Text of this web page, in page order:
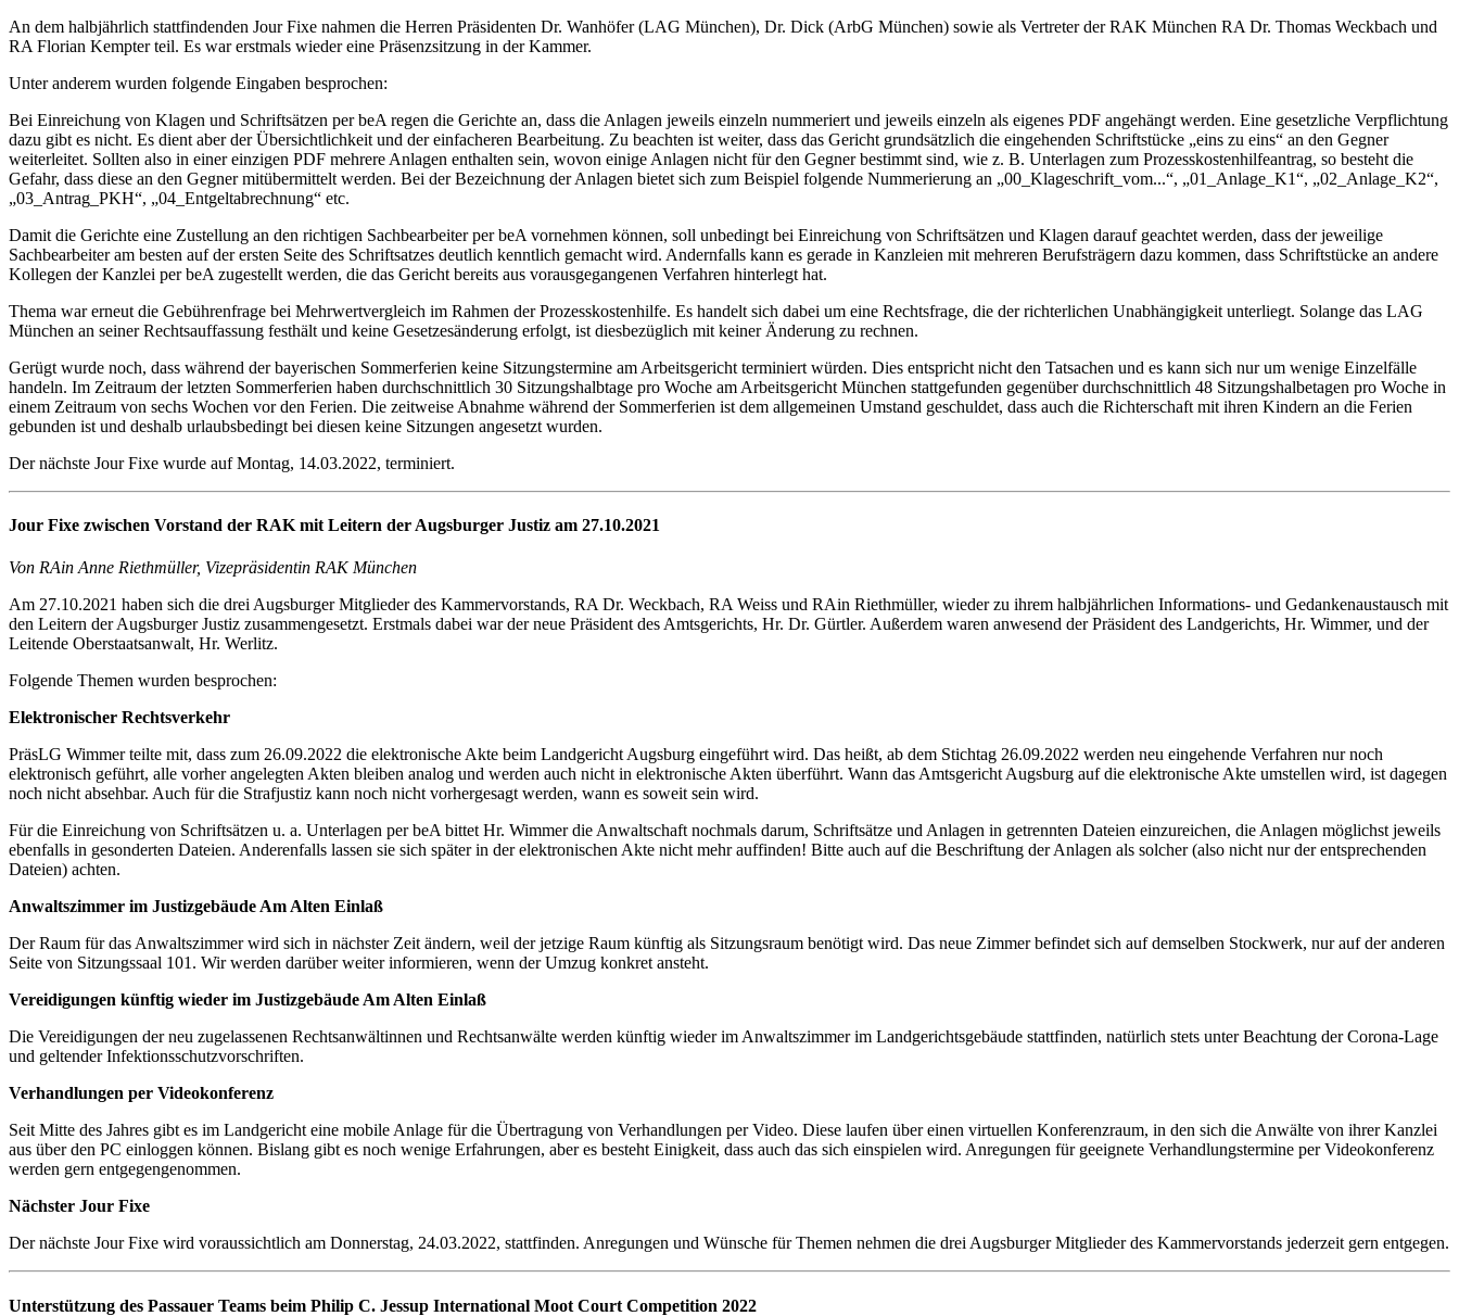
An dem halbjährlich stattfindenden Jour Fixe nahmen die Herren Präsidenten Dr. Wanhöfer (LAG München), Dr. Dick (ArbG München) sowie als Vertreter der RAK München RA Dr. Thomas Weckbach und
RA Florian Kempter teil. Es war erstmals wieder eine Präsenzsitzung in der Kammer.
Unter anderem wurden folgende Eingaben besprochen:
Bei Einreichung von Klagen und Schriftsätzen per beA regen die Gerichte an, dass die Anlagen jeweils einzeln nummeriert und jeweils einzeln als eigenes PDF angehängt werden. Eine gesetzliche Verpflichtung
dazu gibt es nicht. Es dient aber der Übersichtlichkeit und der einfacheren Bearbeitung. Zu beachten ist weiter, dass das Gericht grundsätzlich die eingehenden Schriftstücke „eins zu eins“ an den Gegner
weiterleitet. Sollten also in einer einzigen PDF mehrere Anlagen enthalten sein, wovon einige Anlagen nicht für den Gegner bestimmt sind, wie z. B. Unterlagen zum Prozesskostenhilfeantrag, so besteht die
Gefahr, dass diese an den Gegner mitübermittelt werden. Bei der Bezeichnung der Anlagen bietet sich zum Beispiel folgende Nummerierung an „00_Klageschrift_vom...“, „01_Anlage_K1“, „02_Anlage_K2“,
„03_Antrag_PKH“, „04_Entgeltabrechnung“ etc.
Damit die Gerichte eine Zustellung an den richtigen Sachbearbeiter per beA vornehmen können, soll unbedingt bei Einreichung von Schriftsätzen und Klagen darauf geachtet werden, dass der jeweilige
Sachbearbeiter am besten auf der ersten Seite des Schriftsatzes deutlich kenntlich gemacht wird. Andernfalls kann es gerade in Kanzleien mit mehreren Berufsträgern dazu kommen, dass Schriftstücke an andere
Kollegen der Kanzlei per beA zugestellt werden, die das Gericht bereits aus vorausgegangenen Verfahren hinterlegt hat.
Thema war erneut die Gebührenfrage bei Mehrwertvergleich im Rahmen der Prozesskostenhilfe. Es handelt sich dabei um eine Rechtsfrage, die der richterlichen Unabhängigkeit unterliegt. Solange das LAG
München an seiner Rechtsauffassung festhält und keine Gesetzesänderung erfolgt, ist diesbezüglich mit keiner Änderung zu rechnen.
Gerügt wurde noch, dass während der bayerischen Sommerferien keine Sitzungstermine am Arbeitsgericht terminiert würden. Dies entspricht nicht den Tatsachen und es kann sich nur um wenige Einzelfälle
handeln. Im Zeitraum der letzten Sommerferien haben durchschnittlich 30 Sitzungshalbtage pro Woche am Arbeitsgericht München stattgefunden gegenüber durchschnittlich 48 Sitzungshalbetagen pro Woche in
einem Zeitraum von sechs Wochen vor den Ferien. Die zeitweise Abnahme während der Sommerferien ist dem allgemeinen Umstand geschuldet, dass auch die Richterschaft mit ihren Kindern an die Ferien
gebunden ist und deshalb urlaubsbedingt bei diesen keine Sitzungen angesetzt wurden.
Der nächste Jour Fixe wurde auf Montag, 14.03.2022, terminiert.
Jour Fixe zwischen Vorstand der RAK mit Leitern der Augsburger Justiz am 27.10.2021
Von RAin Anne Riethmüller, Vizepräsidentin RAK München
Am 27.10.2021 haben sich die drei Augsburger Mitglieder des Kammervorstands, RA Dr. Weckbach, RA Weiss und RAin Riethmüller, wieder zu ihrem halbjährlichen Informations- und Gedankenaustausch mit
den Leitern der Augsburger Justiz zusammengesetzt. Erstmals dabei war der neue Präsident des Amtsgerichts, Hr. Dr. Gürtler. Außerdem waren anwesend der Präsident des Landgerichts, Hr. Wimmer, und der
Leitende Oberstaatsanwalt, Hr. Werlitz.
Folgende Themen wurden besprochen:
Elektronischer Rechtsverkehr
PräsLG Wimmer teilte mit, dass zum 26.09.2022 die elektronische Akte beim Landgericht Augsburg eingeführt wird. Das heißt, ab dem Stichtag 26.09.2022 werden neu eingehende Verfahren nur noch
elektronisch geführt, alle vorher angelegten Akten bleiben analog und werden auch nicht in elektronische Akten überführt. Wann das Amtsgericht Augsburg auf die elektronische Akte umstellen wird, ist dagegen
noch nicht absehbar. Auch für die Strafjustiz kann noch nicht vorhergesagt werden, wann es soweit sein wird.
Für die Einreichung von Schriftsätzen u. a. Unterlagen per beA bittet Hr. Wimmer die Anwaltschaft nochmals darum, Schriftsätze und Anlagen in getrennten Dateien einzureichen, die Anlagen möglichst jeweils
ebenfalls in gesonderten Dateien. Anderenfalls lassen sie sich später in der elektronischen Akte nicht mehr auffinden! Bitte auch auf die Beschriftung der Anlagen als solcher (also nicht nur der entsprechenden
Dateien) achten.
Anwaltszimmer im Justizgebäude Am Alten Einlaß
Der Raum für das Anwaltszimmer wird sich in nächster Zeit ändern, weil der jetzige Raum künftig als Sitzungsraum benötigt wird. Das neue Zimmer befindet sich auf demselben Stockwerk, nur auf der anderen
Seite von Sitzungssaal 101. Wir werden darüber weiter informieren, wenn der Umzug konkret ansteht.
Vereidigungen künftig wieder im Justizgebäude Am Alten Einlaß
Die Vereidigungen der neu zugelassenen Rechtsanwältinnen und Rechtsanwälte werden künftig wieder im Anwaltszimmer im Landgerichtsgebäude stattfinden, natürlich stets unter Beachtung der Corona-Lage
und geltender Infektionsschutzvorschriften.
Verhandlungen per Videokonferenz
Seit Mitte des Jahres gibt es im Landgericht eine mobile Anlage für die Übertragung von Verhandlungen per Video. Diese laufen über einen virtuellen Konferenzraum, in den sich die Anwälte von ihrer Kanzlei
aus über den PC einloggen können. Bislang gibt es noch wenige Erfahrungen, aber es besteht Einigkeit, dass auch das sich einspielen wird. Anregungen für geeignete Verhandlungstermine per Videokonferenz
werden gern entgegengenommen.
Nächster Jour Fixe
Der nächste Jour Fixe wird voraussichtlich am Donnerstag, 24.03.2022, stattfinden. Anregungen und Wünsche für Themen nehmen die drei Augsburger Mitglieder des Kammervorstands jederzeit gern entgegen.
Unterstützung des Passauer Teams beim Philip C. Jessup International Moot Court Competition 2022